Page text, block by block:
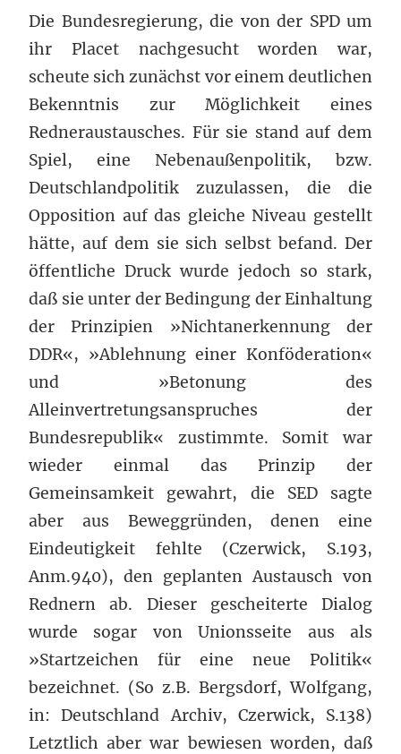
Die Bundesregierung, die von der SPD um
ihr Placet nachgesucht worden war,
scheute sich zunächst vor einem deutlichen
Bekenntnis zur Möglichkeit eines
Redneraustausches. Für sie stand auf dem
Spiel, eine Nebenaußenpolitik, bzw.
Deutschlandpolitik zuzulassen, die die
Opposition auf das gleiche Niveau gestellt
hätte, auf dem sie sich selbst befand. Der
öffentliche Druck wurde jedoch so stark,
daß sie unter der Bedingung der Einhaltung
der Prinzipien »Nichtanerkennung der
DDR«, »Ablehnung einer Konföderation«
und »Betonung des
Alleinvertretungsanspruches der
Bundesrepublik« zustimmte. Somit war
wieder einmal das Prinzip der
Gemeinsamkeit gewahrt, die SED sagte
aber aus Beweggründen, denen eine
Eindeutigkeit fehlte (Czerwick, S.193,
Anm.940), den geplanten Austausch von
Rednern ab. Dieser gescheiterte Dialog
wurde sogar von Unionsseite aus als
»Startzeichen für eine neue Politik«
bezeichnet. (So z.B. Bergsdorf, Wolfgang,
in: Deutschland Archiv, Czerwick, S.138)
Letztlich aber war bewiesen worden, daß